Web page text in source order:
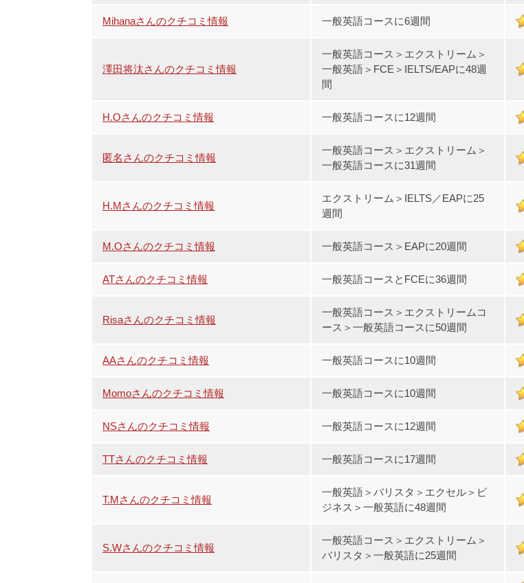
Mihanaさんのクチコミ情報 一般英語コースに6週間
澤田将汰さんのクチコミ情報
一般英語コース＞エクストリーム＞
一般英語＞FCE＞IELTS/EAPに48週
間
H.Oさんのクチコミ情報 一般英語コースに12週間
匿名さんのクチコミ情報
一般英語コース＞エクストリーム＞
一般英語コースに31週間
H.Mさんのクチコミ情報
エクストリーム＞IELTS／EAPに25
週間
M.Oさんのクチコミ情報 一般英語コース＞EAPに20週間
ATさんのクチコミ情報 一般英語コースとFCEに36週間
Risaさんのクチコミ情報
一般英語コース＞エクストリームコ
ース＞一般英語コースに50週間
AAさんのクチコミ情報 一般英語コースに10週間
Momoさんのクチコミ情報 一般英語コースに10週間
NSさんのクチコミ情報 一般英語コースに12週間
TTさんのクチコミ情報 一般英語コースに17週間
T.Mさんのクチコミ情報
一般英語＞バリスタ＞エクセル＞ビ
ジネス＞一般英語に48週間
S.Wさんのクチコミ情報
一般英語コース＞エクストリーム＞
バリスタ＞一般英語に25週間